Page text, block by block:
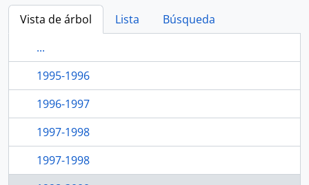
Vista de árbol Lista
Búsqueda
...
1995-1996
1996-1997
1997-1998
1997-1998